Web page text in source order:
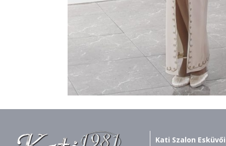
Kati Szalon